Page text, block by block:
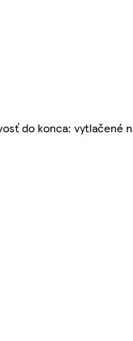
do konca: vytlačené